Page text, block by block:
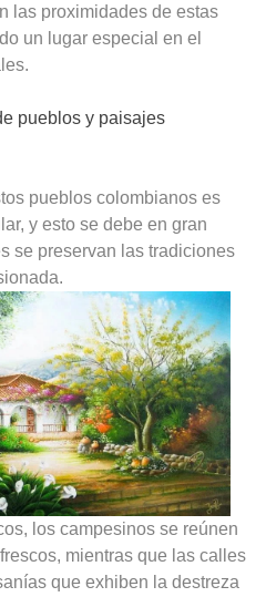
las proximidades de estas
un lugar especial en el
pueblos y paisajes
pueblos colombianos es
y esto se debe en gran
se preservan las tradiciones
los campesinos se reúnen
mientras que las calles
que exhiben la destreza